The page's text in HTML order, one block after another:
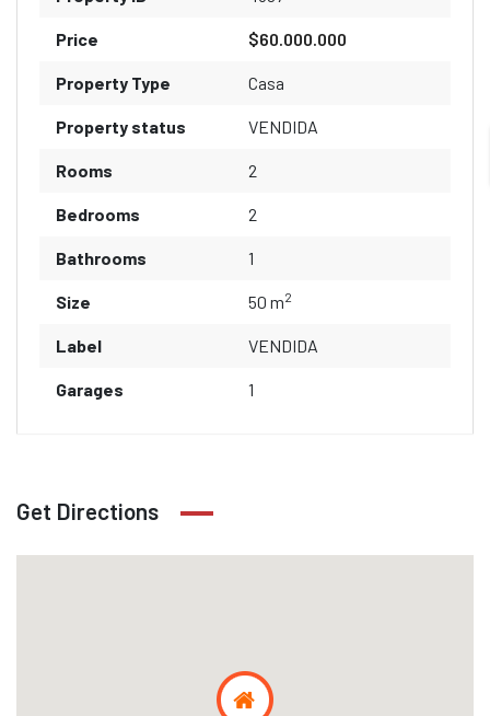
Price $60.000.000
Property Type Casa
Property status VENDIDA
Rooms 2
Bedrooms 2
Bathrooms 1
Size 50 m2
Label VENDIDA
Garages 1
Get Directions